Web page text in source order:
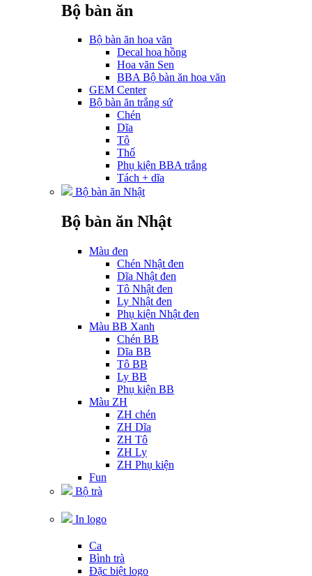
Bộ bàn ăn
Bộ bàn ăn hoa văn
Decal hoa hồng
Hoa văn Sen
BBA Bộ bàn ăn hoa văn
GEM Center
Bộ bàn ăn trắng sứ
Chén
Dĩa
Tô
Thố
Phụ kiện BBA trắng
Tách + dĩa
Bộ bàn ăn Nhật
Bộ bàn ăn Nhật
Màu đen
Chén Nhật đen
Dĩa Nhật đen
Tô Nhật đen
Ly Nhật đen
Phụ kiện Nhật đen
Màu BB Xanh
Chén BB
Dĩa BB
Tô BB
Ly BB
Phụ kiện BB
Màu ZH
ZH chén
ZH Dĩa
ZH Tô
ZH Ly
ZH Phụ kiện
Fun
Bộ trà
In logo
Ca
Bình trà
Đặc biệt logo